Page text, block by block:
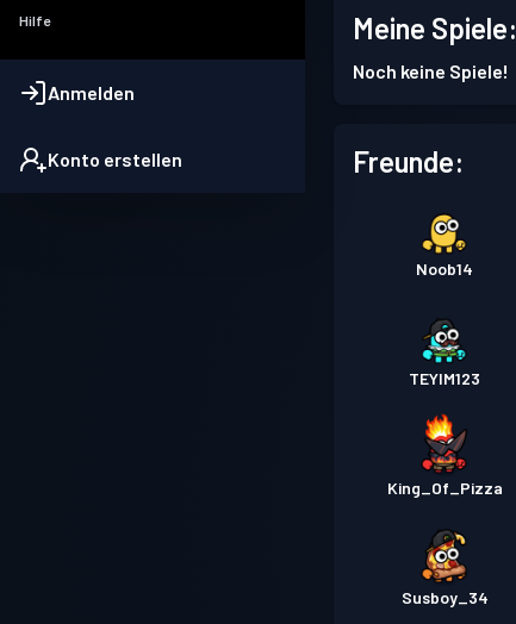
Hilfe
Anmelden
Konto erstellen
Meine Spiele:
Noch keine Spiele!
Freunde:
Noob14
TEYIM123
King_Of_Pizza
Susboy_34